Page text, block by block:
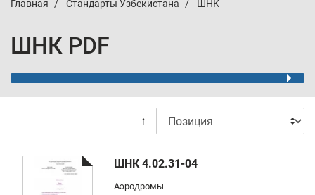
Главная Стандарты Узбекистана ШНК
ШНК PDF
↑
ШНК 4.02.31-04
Аэродромы